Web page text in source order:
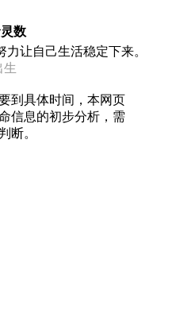
数
让自己生活稳定下来。
生
到具体时间，本网页
信息的初步分析，需
断。